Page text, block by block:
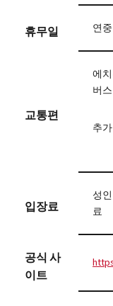
휴무일 연
교통편
에
버
추
입장료
성
료
공식 사
이트